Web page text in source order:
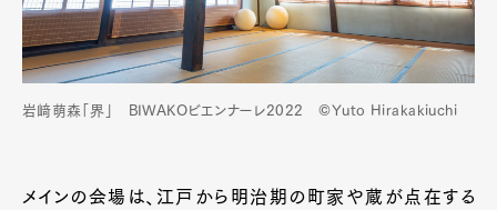
岩﨑萌森「界」 BIWAKOビエンナーレ2022 ©Yuto Hirakakiuchi
メインの会場は、江戸から明治期の町家や蔵が点在する